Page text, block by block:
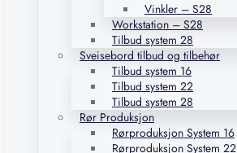
Vinkler – S28
Workstation – S28
Tilbud system 28
Sveisebord tilbud og tilbehør
Tilbud system 16
Tilbud system 22
Tilbud system 28
Rør Produksjon
Rørproduksjon System 16
Rørproduksjon System 22